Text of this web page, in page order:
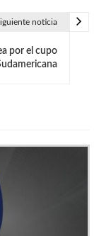
noticia
por el cupo